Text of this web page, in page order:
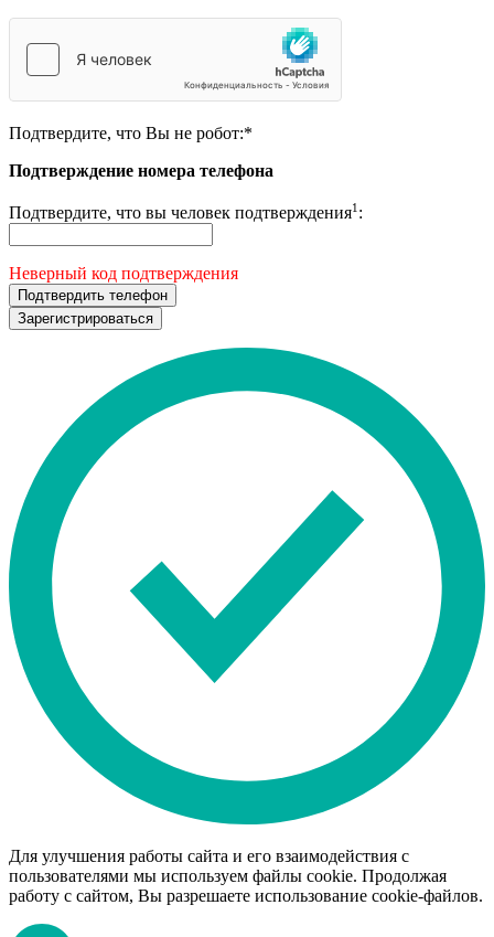
Подтвердите, что Вы не робот:*
Подтверждение номера телефона
Подтвердите, что вы человек подтверждения1 :
Неверный код подтверждения
Подтвердить телефон
Зарегистрироваться
Для улучшения работы сайта и его взаимодействия с
пользователями мы используем файлы cookie. Продолжая
работу с сайтом, Вы разрешаете использование cookie-файлов.